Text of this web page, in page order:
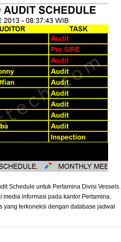
Schedule untuk Pertamina Divisi Vessels.
informasi pada kantor Pertamina.
yang terkoneksi dengan database jadwal